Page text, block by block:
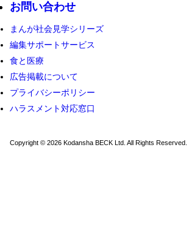
お問い合わせ
まんが社会見学シリーズ
編集サポートサービス
食と医療
広告掲載について
プライバシーポリシー
ハラスメント対応窓口
Copyright © 2026 Kodansha BECK Ltd. All Rights Reserved.